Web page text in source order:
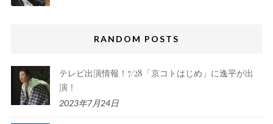
RANDOM POSTS
テレビ出演情報！7/28「京コトはじめ」に逸平が出
演！
2023年7月24日